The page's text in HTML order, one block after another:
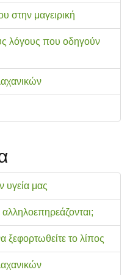
στην μαγειρική
λόγους που οδηγούν
υγεία μας
ξεφορτωθείτε το λίπος